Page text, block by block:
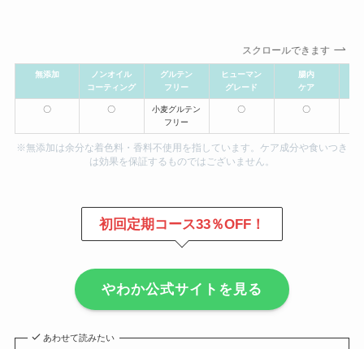
スクロールできます
無添加
ノンオイル
コーティング
グルテン
フリー
ヒューマン
グレード
腸内
ケア
〇 〇
小麦グルテン
フリー
〇 〇
※無添加は余分な着色料・香料不使用を指しています。ケア成分や食いつき
は効果を保証するものではございません。
初回定期コース33％OFF！
やわか公式サイトを見る
あわせて読みたい